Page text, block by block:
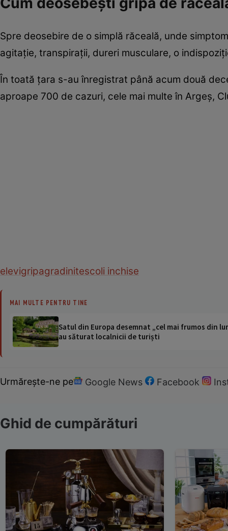
Spre deosebire de o simplă răceală, unde
agitaţie, transpiraţii, dureri musculare, o
În toată ţara s-au înregistrat până acum două
aproape 700 de cazuri, cele mai multe în Argeş,
elevigripagradinitescoli inchise
MAI MULTE PENTRU TINE
Satul din Europa desemnat „cel mai frumos din
au săturat localnicii de turiști
Urmărește-ne pe Google News Facebook
Ghid de cumpărături